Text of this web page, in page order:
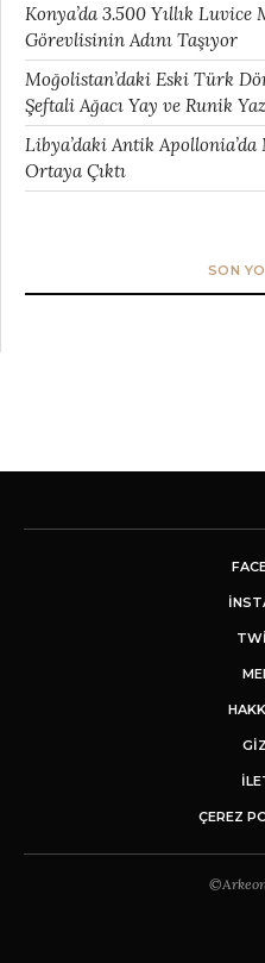
Konya’da 3.500 Yıllık
Görevlisinin Adını Taşıyor
Moğolistan’daki Eski Türk
Şeftali Ağacı Yay ve Runik
Libya’daki Antik
Ortaya Çıktı
SON
ÇEREZ